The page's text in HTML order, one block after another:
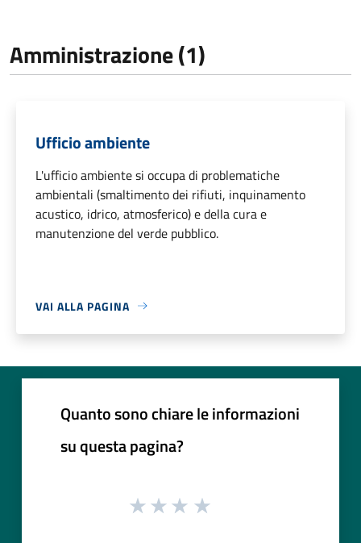
Amministrazione (1)
Ufficio ambiente
L'ufficio ambiente si occupa di problematiche
ambientali (smaltimento dei rifiuti, inquinamento
acustico, idrico, atmosferico) e della cura e
manutenzione del verde pubblico.
VAI ALLA PAGINA
Quanto sono chiare le informazioni
su questa pagina?